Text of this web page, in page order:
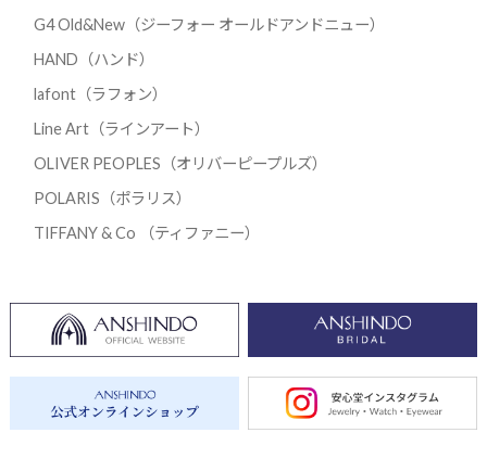
G4 Old&New（ジーフォー オールドアンドニュー）
HAND（ハンド）
lafont（ラフォン）
Line Art（ラインアート）
OLIVER PEOPLES（オリバーピープルズ）
POLARIS（ポラリス）
TIFFANY & Co （ティファニー）